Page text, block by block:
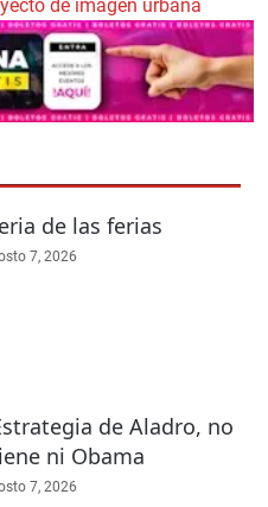
de imagen urbana
de las ferias
7, 2026
de Aladro, no
ni Obama
7, 2026